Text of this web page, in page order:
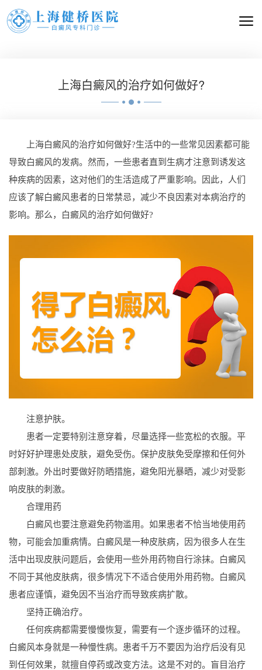
上海白癜风的治疗如何做好?
上海白癜风的治疗如何做好?生活中的一些常见因素都可能
导致白癜风的发病。然而，一些患者直到生病才注意到诱发这
种疾病的因素，这对他们的生活造成了严重影响。因此，人们
应该了解白癜风患者的日常禁忌，减少不良因素对本病治疗的
影响。那么，白癜风的治疗如何做好?
注意护肤。
患者一定要特别注意穿着，尽量选择一些宽松的衣服。平
时好好护理患处皮肤，避免受伤。保护皮肤免受摩擦和任何外
部刺激。外出时要做好防晒措施，避免阳光暴晒，减少对受影
响皮肤的刺激。
合理用药
白癜风也要注意避免药物滥用。如果患者不恰当地使用药
物，可能会加重病情。白癜风是一种皮肤病，因为很多人在生
活中出现皮肤问题后，会使用一些外用药物自行涂抹。白癜风
不同于其他皮肤病，很多情况下不适合使用外用药物。白癜风
患者应谨慎，避免因不当治疗而导致疾病扩散。
坚持正确治疗。
任何疾病都需要慢慢恢复，需要有一个逐步循环的过程。
白癜风本身就是一种慢性病。患者千万不要因为治疗后没有见
到任何效果，就擅自停药或改变方法。这是不对的。盲目治疗